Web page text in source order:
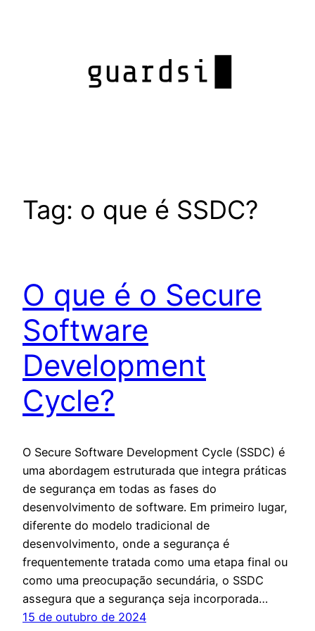
Tag: o que é SSDC?
O que é o Secure
Software
Development
Cycle?
O Secure Software Development Cycle (SSDC) é
uma abordagem estruturada que integra práticas
de segurança em todas as fases do
desenvolvimento de software. Em primeiro lugar,
diferente do modelo tradicional de
desenvolvimento, onde a segurança é
frequentemente tratada como uma etapa final ou
como uma preocupação secundária, o SSDC
assegura que a segurança seja incorporada…
15 de outubro de 2024